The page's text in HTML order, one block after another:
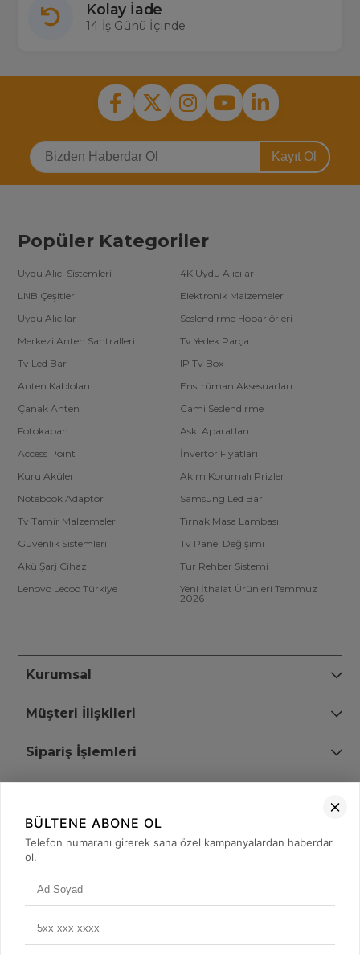
Kolay İade
14 İş Günü İçinde
Kayıt Ol
Popüler Kategoriler
Uydu Alıcı Sistemleri
4K Uydu Alıcılar
LNB Çeşitleri
Elektronik Malzemeler
Uydu Alıcılar
Seslendirme Hoparlörleri
Merkezi Anten Santralleri
Tv Yedek Parça
Tv Led Bar
IP Tv Box
Anten Kabloları
Enstrüman Aksesuarları
Çanak Anten
Cami Seslendirme
Fotokapan
Askı Aparatları
Access Point
İnvertör Fiyatları
Kuru Aküler
Akım Korumalı Prizler
Notebook Adaptör
Samsung Led Bar
Tv Tamir Malzemeleri
Tırnak Masa Lambası
Güvenlik Sistemleri
Tv Panel Değişimi
Akü Şarj Cihazı
Tur Rehber Sistemi
Lenovo Lecoo Türkiye
Yeni İthalat Ürünleri Temmuz
2026
Kurumsal
Müşteri İlişkileri
Sipariş İşlemleri
+90 (850) 473 08 08
BÜLTENE ABONE OL
Telefon numaranı girerek sana özel kampanyalardan haberdar
ol.